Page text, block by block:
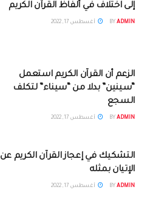
إلى اختلاف في ألفاظ القرآن الكريم
BY ADMIN أغسطس 17, 2022
الزعم أن القرآن الكريم استعمل
“سينين” بدلا من “سيناء” لتكلف
السجع
BY ADMIN أغسطس 17, 2022
التشكيك في إعجاز القرآن الكريم عن
الإتيان بمثله
BY ADMIN أغسطس 17, 2022